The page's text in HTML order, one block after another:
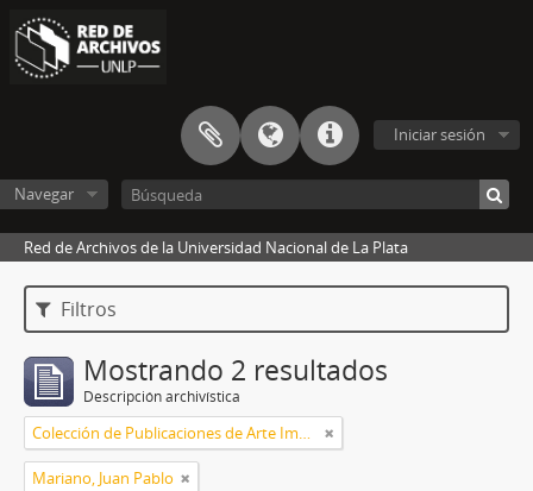
Iniciar sesión
Navegar
Red de Archivos de la Universidad Nacional de La Plata
Filtros
Mostrando 2 resultados
Descripción archivística
Colección de Publicaciones de Arte Impreso
Mariano, Juan Pablo